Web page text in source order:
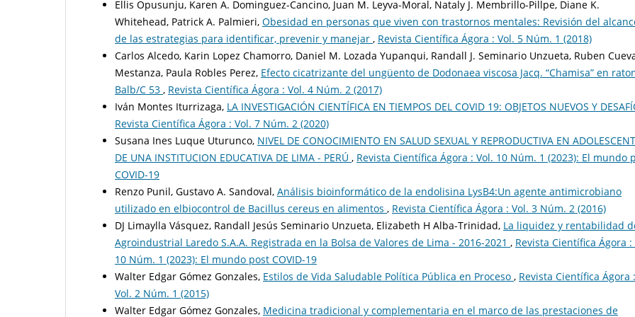
Ellis Opusunju, Karen A. Dominguez-Cancino, Juan M. Leyva-Moral, Nataly J. Membrillo-Pillpe, Diane K.
Whitehead, Patrick A. Palmieri, Obesidad en personas que viven con trastornos mentales: Revisión del
de las estrategias para identificar, prevenir y manejar , Revista Científica Ágora : Vol. 5 Núm. 1 (2018)
Carlos Alcedo, Karin Lopez Chamorro, Daniel M. Lozada Yupanqui, Randall J. Seminario Unzueta, Ruben
Mestanza, Paula Robles Perez, Efecto cicatrizante del ungüento de Dodonaea viscosa Jacq. “Chamisa” en
Balb/C 53 , Revista Científica Ágora : Vol. 4 Núm. 2 (2017)
Iván Montes Iturrizaga, LA INVESTIGACIÓN CIENTÍFICA EN TIEMPOS DEL COVID 19: OBJETOS NUEVOS Y
Revista Científica Ágora : Vol. 7 Núm. 2 (2020)
Susana Ines Luque Uturunco, NIVEL DE CONOCIMIENTO EN SALUD SEXUAL Y REPRODUCTIVA EN
DE UNA INSTITUCION EDUCATIVA DE LIMA - PERÚ , Revista Científica Ágora : Vol. 10 Núm. 1 (2023): El mundo
COVID-19
Renzo Punil, Gustavo A. Sandoval, Análisis bioinformático de la endolisina LysB4:Un agente antimicrobiano
utilizado en elbiocontrol de Bacillus cereus en alimentos , Revista Científica Ágora : Vol. 3 Núm. 2 (2016)
DJ Limaylla Vásquez, Randall Jesús Seminario Unzueta, Elizabeth H Alba-Trinidad, La liquidez y rentabilidad
Agroindustrial Laredo S.A.A. Registrada en la Bolsa de Valores de Lima - 2016-2021 , Revista Científica Ágora :
10 Núm. 1 (2023): El mundo post COVID-19
Walter Edgar Gómez Gonzales, Estilos de Vida Saludable Política Pública en Proceso , Revista Científica Ágora :
Vol. 2 Núm. 1 (2015)
Walter Edgar Gómez Gonzales, Medicina tradicional y complementaria en el marco de las prestaciones de